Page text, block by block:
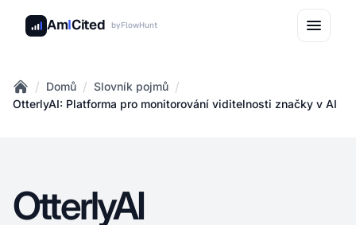
AmICited byFlowHunt
Home
/ Domů / Slovník pojmů /
OtterlyAI: Platforma pro monitorování viditelnosti značky v AI
OtterlyAI